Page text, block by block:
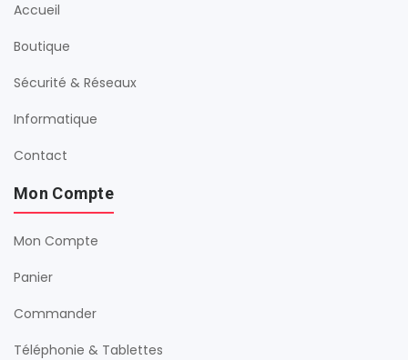
Accueil
Boutique
Sécurité & Réseaux
Informatique
Contact
Mon Compte
Mon Compte
Panier
Commander
Téléphonie & Tablettes